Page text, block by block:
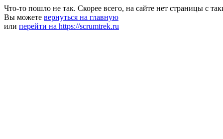
Что-то пошло не так. Скорее всего, на сайте нет страницы с
Вы можете вернуться на главную
или перейти на https://scrumtrek.ru